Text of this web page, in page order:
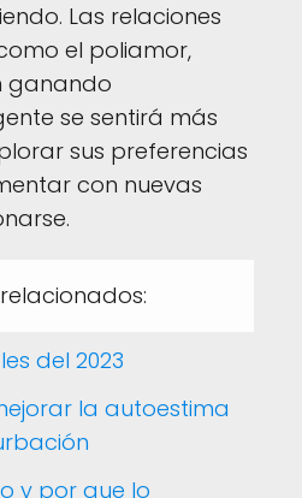
Las relaciones
el poliamor,
ganando
se sentirá más
sus preferencias
con nuevas
del 2023
la autoestima
y por que lo